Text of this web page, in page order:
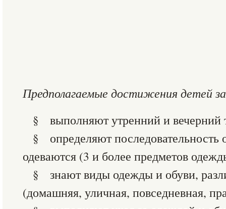
Предполагаемые достижения детей
§ выполняют утренний и вечерний
§ определяют последовательность
одеваются (3 и более предметов
§ знают виды одежды и обуви,
(домашняя, уличная, повседневная,